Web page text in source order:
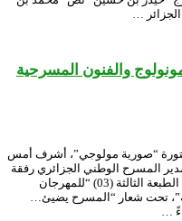
…
والفنون المسرحية
“صورية مولوجي”، أشرف أمس
يحياوي” مدير المسرح الوطني الجزائري رفقة
السيد والي ولاية “تندوف” على مراسيم افتتاح الطبعة الثالثة (03) “للمهرجان
تحت شعار “المسرح يضيئ…
…